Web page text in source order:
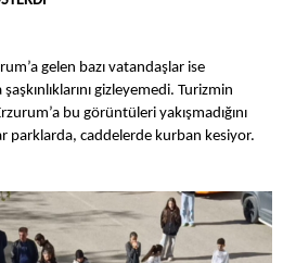
gelen bazı vatandaşlar ise
gizleyemedi. Turizmin
bu görüntüleri yakışmadığını
parklarda, caddelerde kurban kesiyor.